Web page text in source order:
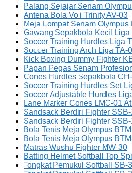
Palang Sejajar Senam
Antena Bola Voli Trinity AV-03
Meja Lompat Senam Olympus
Gawang Sepakbola Kecil Liga
Soccer Training Hurdles Liga
Soccer Training Arch Liga TA-
Kick Boxing Dummy Fighter
Papan Pegas Senam
Cones Hurdles Sepakbola
Soccer Training Hurdles Set
Soccer Adjustable Hurdles
Lane Marker Cones LMC-01
Sandsack Berdiri Fighter
Sandsack Berdiri Fighter
Bola Tenis Meja Olympus
Bola Tenis Meja Olympus
Matras Wushu Fighter MW-30
Batting Helmet Softball Top
Tongkat Pemukul Softball SB-